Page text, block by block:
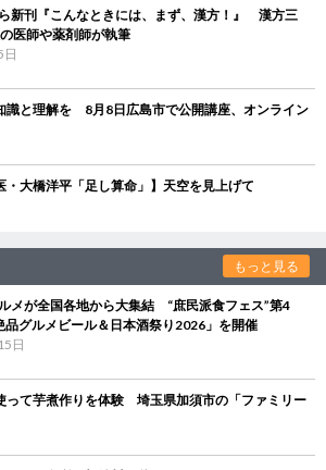
新刊『こんなときには、まず、漢方！』 漢方三
医師や薬剤師が執筆
識と理解を 8月8日広島市で公開講座、オンライン
・大橋洋平「足し算命」】天空を見上げて
もっと見る
メが全国各地から大集結 “庶民派食フェス”第4
品グルメビール＆日本酒祭り2026」を開催
日
って芋煮作りを体験 埼玉県加須市の「ファミリー